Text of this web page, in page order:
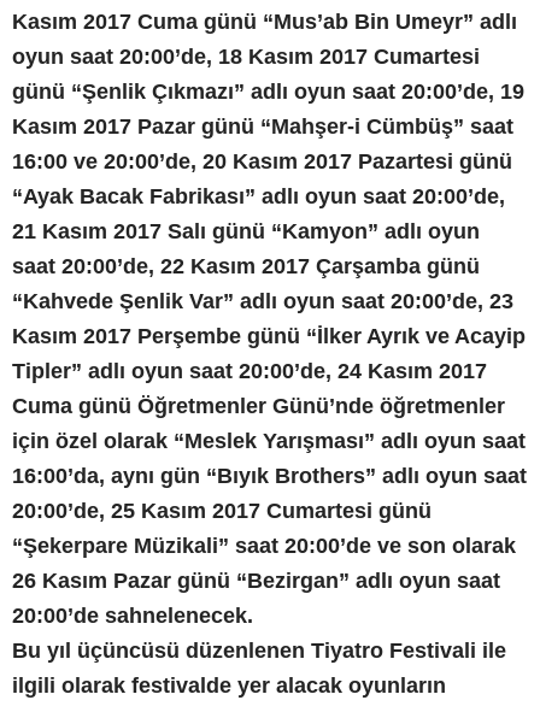
Kasım 2017 Cuma günü “Mus’ab Bin Umeyr” adlı
oyun saat 20:00’de, 18 Kasım 2017 Cumartesi
günü “Şenlik Çıkmazı” adlı oyun saat 20:00’de, 19
Kasım 2017 Pazar günü “Mahşer-i Cümbüş” saat
16:00 ve 20:00’de, 20 Kasım 2017 Pazartesi günü
“Ayak Bacak Fabrikası” adlı oyun saat 20:00’de,
21 Kasım 2017 Salı günü “Kamyon” adlı oyun
saat 20:00’de, 22 Kasım 2017 Çarşamba günü
“Kahvede Şenlik Var” adlı oyun saat 20:00’de, 23
Kasım 2017 Perşembe günü “İlker Ayrık ve Acayip
Tipler” adlı oyun saat 20:00’de, 24 Kasım 2017
Cuma günü Öğretmenler Günü’nde öğretmenler
için özel olarak “Meslek Yarışması” adlı oyun saat
16:00’da, aynı gün “Bıyık Brothers” adlı oyun saat
20:00’de, 25 Kasım 2017 Cumartesi günü
“Şekerpare Müzikali” saat 20:00’de ve son olarak
26 Kasım Pazar günü “Bezirgan” adlı oyun saat
20:00’de sahnelenecek.
Bu yıl üçüncüsü düzenlenen Tiyatro Festivali ile
ilgili olarak festivalde yer alacak oyunların